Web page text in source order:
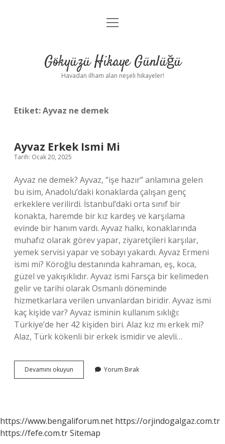
Anasayfa
Yasal Uyarı
menüyü
Gökyüzü Hikaye Günlüğü
Havadan ilham alan neşeli hikayeler!
Etiket:Ayvaz ne demek
Ayvaz Erkek Ismi Mi
Tarih: Ocak 20, 2025
Ayvaz ne demek? Ayvaz, “işe hazır” anlamına gelen
bu isim, Anadolu’daki konaklarda çalışan genç
erkeklere verilirdi. İstanbul’daki orta sınıf bir
konakta, haremde bir kız kardeş ve karşılama
evinde bir hanım vardı. Ayvaz halkı, konaklarında
muhafız olarak görev yapar, ziyaretçileri karşılar,
yemek servisi yapar ve sobayı yakardı. Ayvaz Ermeni
ismi mi? Köroğlu destanında kahraman, eş, koca,
güzel ve yakışıklıdır. Ayvaz ismi Farsça bir kelimeden
gelir ve tarihi olarak Osmanlı döneminde
hizmetkarlara verilen unvanlardan biridir. Ayvaz ismi
kaç kişide var? Ayvaz isminin kullanım sıklığı:
Türkiye’de her 42 kişiden biri. Alaz kız mı erkek mi?
Alaz, Türk kökenli bir erkek ismidir ve alevli…
Devamını okuyun
Erkek
Yorum Bırak
https://www.bengaliforum.net https://orjindogalgaz.com.tr
https://fefe.com.trSitemap